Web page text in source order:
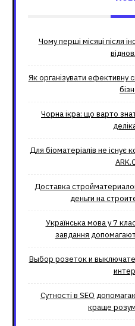
Чому перші місяці після
Як організувати ефективну
Чорна ікра: що варто
Для біоматеріалів не існує
Доставка
деньги на
Українська мова у 7
завдання
Выбор розеток и
Сутності в SEO
краще